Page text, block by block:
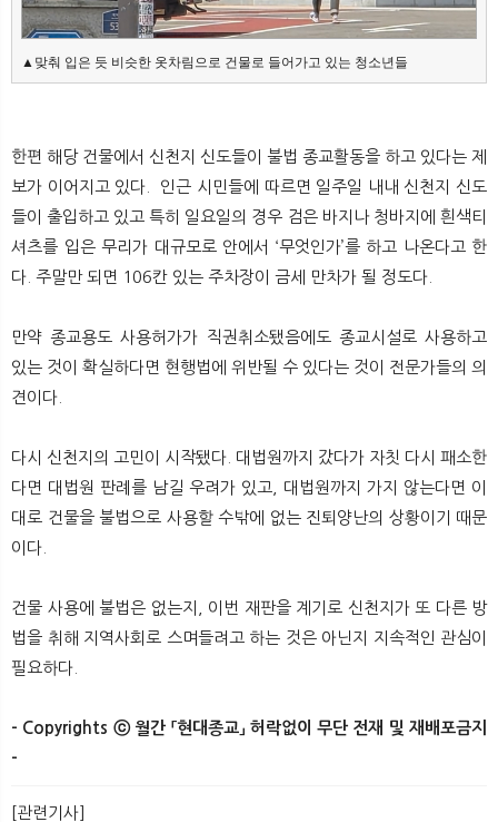
▲맞춰 입은 듯 비슷한 옷차림으로 건물로 들어가고 있는 청소년들
한편 해당 건물에서 신천지 신도들이 불법 종교활동을 하고 있다는 제
보가 이어지고 있다. 인근 시민들에 따르면 일주일 내내 신천지 신도
들이 출입하고 있고 특히 일요일의 경우 검은 바지나 청바지에 흰색티
셔츠를 입은 무리가 대규모로 안에서 ‘무엇인가’를 하고 나온다고 한
다. 주말만 되면 106칸 있는 주차장이 금세 만차가 될 정도다.
만약 종교용도 사용허가가 직권취소됐음에도 종교시설로 사용하고
있는 것이 확실하다면 현행법에 위반될 수 있다는 것이 전문가들의 의
견이다.
다시 신천지의 고민이 시작됐다. 대법원까지 갔다가 자칫 다시 패소한
다면 대법원 판례를 남길 우려가 있고, 대법원까지 가지 않는다면 이
대로 건물을 불법으로 사용할 수밖에 없는 진퇴양난의 상황이기 때문
이다.
건물 사용에 불법은 없는지, 이번 재판을 계기로 신천지가 또 다른 방
법을 취해 지역사회로 스며들려고 하는 것은 아닌지 지속적인 관심이
필요하다. ​
- Copyrights ⓒ 월간 「현대종교」 허락없이 무단 전재 및 재배포금지
-
[관련기사]